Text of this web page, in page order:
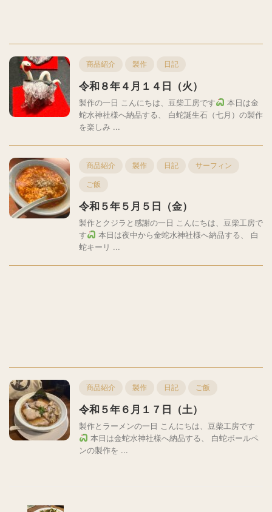
商品紹介 製作 日記
令和８年４月１４日（火）
製作の一日 こんにちは、豆柴工房です
本日は金
蛇水神社様へ納品する、 白蛇誕生石（七月）の製作
を楽しみ ...
商品紹介 製作 日記 サーフィン
ご飯
令和５年５月５日（金）
製作とクジラと感謝の一日 こんにちは、豆柴工房で
す
本日は夜中から金蛇水神社様へ納品する、 白
蛇キーリ ...
商品紹介 製作 日記 ご飯
令和５年６月１７日（土）
製作とラーメンの一日 こんにちは、豆柴工房です
本日は金蛇水神社様へ納品する、 白蛇ボールペ
ンの製作を ...